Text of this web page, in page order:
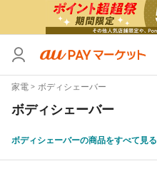
家電 ボディシェーバー
ボディシェーバー
ボディシェーバーの商品をすべて見る
カテゴリ
価格